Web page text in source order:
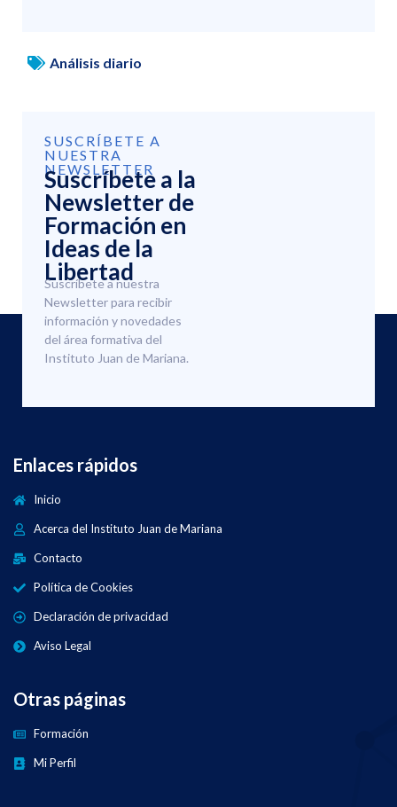
Análisis diario
SUSCRÍBETE A
NUESTRA
NEWSLETTER
Suscríbete a la
Newsletter de
Formación en
Ideas de la
Libertad
Suscríbete a nuestra
Newsletter para recibir
información y novedades
del área formativa del
Instituto Juan de Mariana.
Enlaces rápidos
Inicio
Acerca del Instituto Juan de Mariana
Contacto
Política de Cookies
Declaración de privacidad
Aviso Legal
Otras páginas
Formación
Mi Perfil